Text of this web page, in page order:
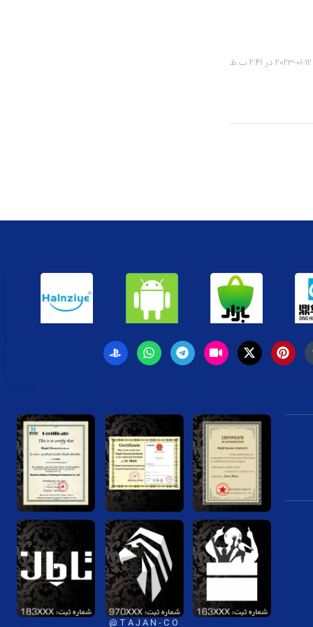
2023-01-12 در 2:41 ب.ظ
T A J A N - C O @